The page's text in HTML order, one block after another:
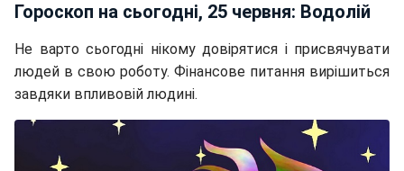
Гороскоп на сьогодні, 25 червня: Водолій
Не варто сьогодні нікому довірятися і присвячувати
людей в свою роботу. Фінансове питання вирішиться
завдяки впливовій людині.